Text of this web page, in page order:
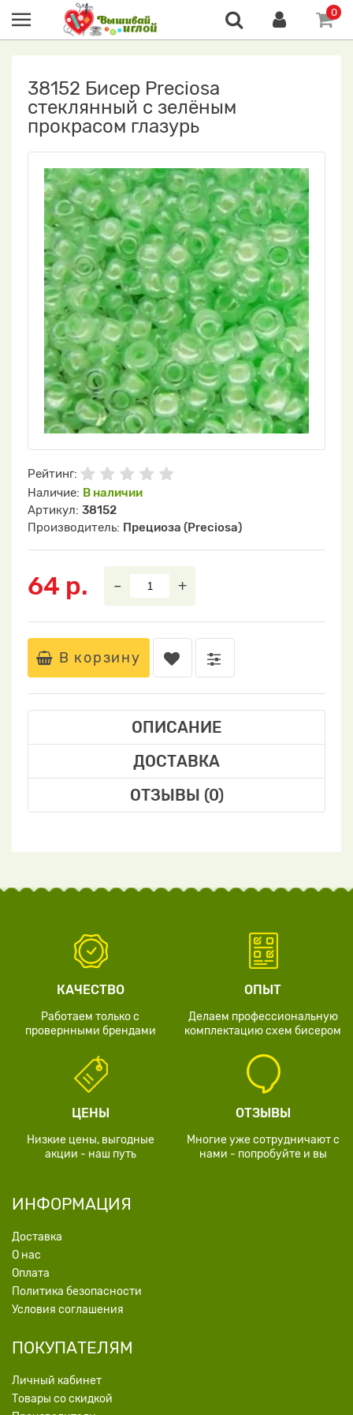
0
38152 Бисер Preciosa
стеклянный с зелёным
прокрасом глазурь
Рейтинг:
Наличие: В наличии
Артикул: 38152
Производитель: Прециоза (Preciosa)
64 р. – +
В корзину
ОПИСАНИЕ
ДОСТАВКА
ОТЗЫВЫ (0)
КАЧЕСТВО
Работаем только с
провернными брендами
ОПЫТ
Делаем профессиональную
комплектацию схем бисером
ЦЕНЫ
Низкие цены, выгодные
акции - наш путь
ОТЗЫВЫ
Многие уже сотрудничают с
нами - попробуйте и вы
ИНФОРМАЦИЯ
Доставка
О нас
Оплата
Политика безопасности
Условия соглашения
ПОКУПАТЕЛЯМ
Личный кабинет
Товары со скидкой